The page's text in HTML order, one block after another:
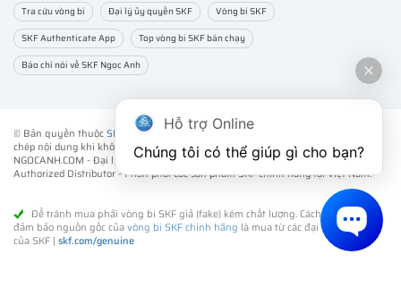
Tra cứu vòng bi
Đại lý ủy quyền SKF
Vòng bi SKF
SKF Authenticate App
Top vòng bi SKF bán chạy
Báo chí nói về SKF Ngọc Anh
© Bản quyền thuộcSKF NGỌC ANH. ® All rights reserved - Vui lòng không sao
chép nội dung khi không được sự đồng ý của chúng tôi.
NGOCANH.COM - Đại lý ủy quyền vòng bi bạc đạn SKF chính hãng -SKF
Authorized Distributor- Phân phối các sản phẩm SKF chính hãng tại Việt Nam.
Để tránh mua phải vòng bi SKF giả (fake) kém chất lượng. Cách tốt nhất để
đảm bảo nguồn gốc củavòng bi SKF chính hãng là mua từ các đại lý ủy quyền
của SKF | skf.com/genuine
Hỗ trợ Online
Chúng tôi có thể giúp gì cho bạn?